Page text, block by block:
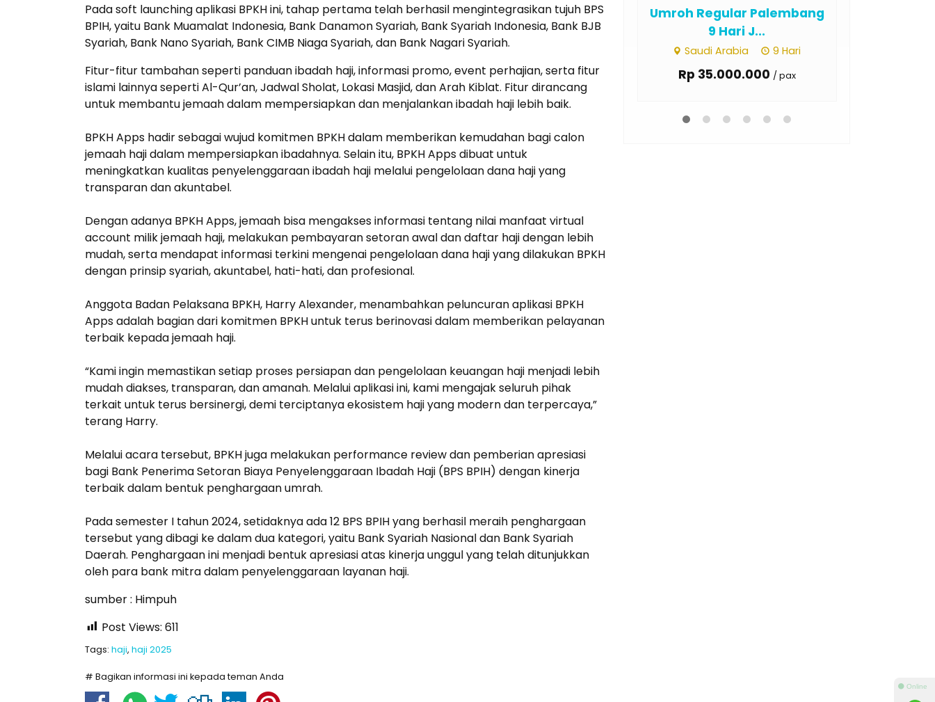
Pada soft launching aplikasi BPKH ini, tahap pertama telah berhasil mengintegrasikan tujuh BPS
BPIH, yaitu Bank Muamalat Indonesia, Bank Danamon Syariah, Bank Syariah Indonesia, Bank BJB
Syariah, Bank Nano Syariah, Bank CIMB Niaga Syariah, dan Bank Nagari Syariah.
Fitur-fitur tambahan seperti panduan ibadah haji, informasi promo, event perhajian, serta fitur
islami lainnya seperti Al-Qur’an, Jadwal Sholat, Lokasi Masjid, dan Arah Kiblat. Fitur dirancang
untuk membantu jemaah dalam mempersiapkan dan menjalankan ibadah haji lebih baik.
BPKH Apps hadir sebagai wujud komitmen BPKH dalam memberikan kemudahan bagi calon
jemaah haji dalam mempersiapkan ibadahnya. Selain itu, BPKH Apps dibuat untuk
meningkatkan kualitas penyelenggaraan ibadah haji melalui pengelolaan dana haji yang
transparan dan akuntabel.
Dengan adanya BPKH Apps, jemaah bisa mengakses informasi tentang nilai manfaat virtual
account milik jemaah haji, melakukan pembayaran setoran awal dan daftar haji dengan lebih
mudah, serta mendapat informasi terkini mengenai pengelolaan dana haji yang dilakukan BPKH
dengan prinsip syariah, akuntabel, hati-hati, dan profesional.
Anggota Badan Pelaksana BPKH, Harry Alexander, menambahkan peluncuran aplikasi BPKH
Apps adalah bagian dari komitmen BPKH untuk terus berinovasi dalam memberikan pelayanan
terbaik kepada jemaah haji.
“Kami ingin memastikan setiap proses persiapan dan pengelolaan keuangan haji menjadi lebih
mudah diakses, transparan, dan amanah. Melalui aplikasi ini, kami mengajak seluruh pihak
terkait untuk terus bersinergi, demi terciptanya ekosistem haji yang modern dan terpercaya,”
terang Harry.
Melalui acara tersebut, BPKH juga melakukan performance review dan pemberian apresiasi
bagi Bank Penerima Setoran Biaya Penyelenggaraan Ibadah Haji (BPS BPIH) dengan kinerja
terbaik dalam bentuk penghargaan umrah.
Pada semester I tahun 2024, setidaknya ada 12 BPS BPIH yang berhasil meraih penghargaan
tersebut yang dibagi ke dalam dua kategori, yaitu Bank Syariah Nasional dan Bank Syariah
Daerah. Penghargaan ini menjadi bentuk apresiasi atas kinerja unggul yang telah ditunjukkan
oleh para bank mitra dalam penyelenggaraan layanan haji.
sumber : Himpuh
Post Views: 611
Tags: haji, haji 2025
# Bagikan informasi ini kepada teman Anda
Umroh Regular Palembang
9 Hari J...
Saudi Arabia
Rp 35.000.000 / pax
Umroh Regular Pekanbaru
13 Hari ...
Saudi Arabia 13 Hari
Rp 36.000.000 / pax
⚫ Online